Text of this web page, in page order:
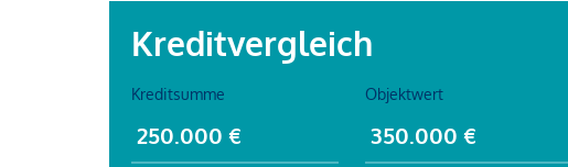
Kreditvergleich
Kreditsumme Objektwert